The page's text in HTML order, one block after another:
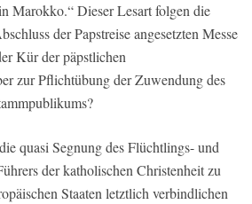
Marokko.“ Dieser Lesart folgen die
der Papstreise angesetzten Messe
Kür der päpstlichen
zur Pflichtübung der Zuwendung des
quasi Segnung des Flüchtlings- und
der katholischen Christenheit zu
Staaten letztlich verbindlichen